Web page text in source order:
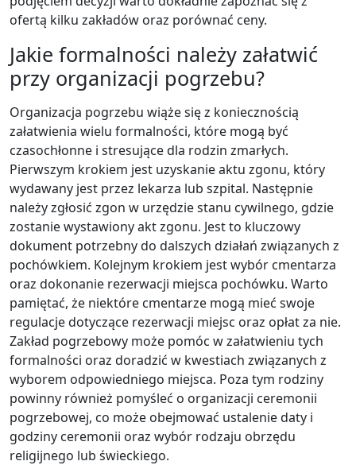
ofertą kilku zakładów oraz porównać ceny.
Jakie formalności należy załatwić
przy organizacji pogrzebu?
Organizacja pogrzebu wiąże się z koniecznością
załatwienia wielu formalności, które mogą być
czasochłonne i stresujące dla rodzin zmarłych.
Pierwszym krokiem jest uzyskanie aktu zgonu, który
wydawany jest przez lekarza lub szpital. Następnie
należy zgłosić zgon w urzędzie stanu cywilnego, gdzie
zostanie wystawiony akt zgonu. Jest to kluczowy
dokument potrzebny do dalszych działań związanych z
pochówkiem. Kolejnym krokiem jest wybór cmentarza
oraz dokonanie rezerwacji miejsca pochówku. Warto
pamiętać, że niektóre cmentarze mogą mieć swoje
regulacje dotyczące rezerwacji miejsc oraz opłat za nie.
Zakład pogrzebowy może pomóc w załatwieniu tych
formalności oraz doradzić w kwestiach związanych z
wyborem odpowiedniego miejsca. Poza tym rodziny
powinny również pomyśleć o organizacji ceremonii
pogrzebowej, co może obejmować ustalenie daty i
godziny ceremonii oraz wybór rodzaju obrzędu
religijnego lub świeckiego.